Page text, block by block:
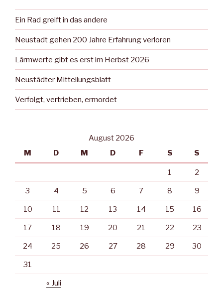
Ein Rad greift in das andere
Neustadt gehen 200 Jahre Erfahrung verloren
Lärmwerte gibt es erst im Herbst 2026
Neustädter Mitteilungsblatt
Verfolgt, vertrieben, ermordet
August 2026
M
D M D F S S
1 2
3 4 5 6 7 8 9
10 11 12 13 14 15 16
17 18 19 20 21 22 23
24 25 26 27 28 29 30
31
« Juli